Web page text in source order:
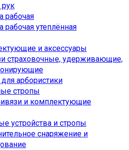
рук
рабочая
утеплённая
и аксессуары
страховочные, удерживающие,
арбористики
стропы
и комплектующие
устройства и стропы
снаряжение и